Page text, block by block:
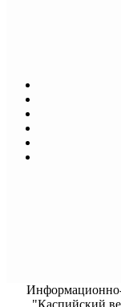
Информационно-
"Каспийский